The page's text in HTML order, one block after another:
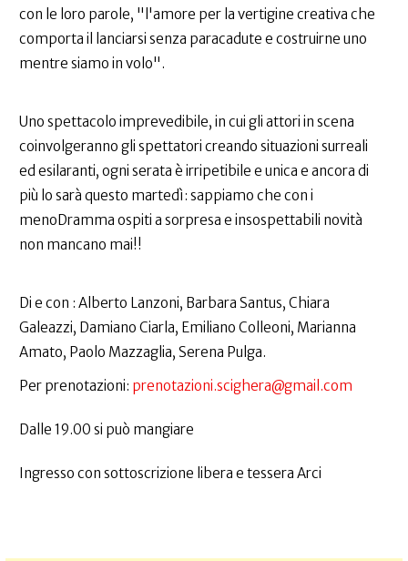
con le loro parole, "l'amore per la vertigine creativa che
comporta il lanciarsi senza paracadute e costruirne uno
mentre siamo in volo".
Uno spettacolo imprevedibile, in cui gli attori in scena
coinvolgeranno gli spettatori creando situazioni surreali
ed esilaranti, ogni serata è irripetibile e unica e ancora di
più lo sarà questo martedì: sappiamo che con i
menoDramma ospiti a sorpresa e insospettabili novità
non mancano mai!!
Di e con : Alberto Lanzoni, Barbara Santus, Chiara
Galeazzi, Damiano Ciarla, Emiliano Colleoni, Marianna
Amato, Paolo Mazzaglia, Serena Pulga.
Per prenotazioni: prenotazioni.scighera@gmail.com
Dalle 19.00 si può mangiare
Ingresso con sottoscrizione libera e tessera Arci